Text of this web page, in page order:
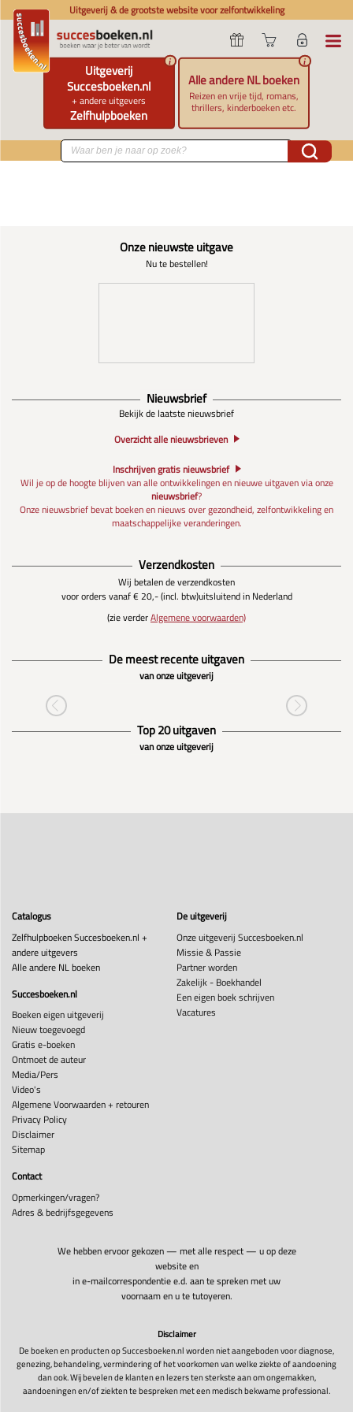
Uitgeverij & de grootste website voor zelfontwikkeling
Uitgeverij
Succesboeken.nl
+ andere uitgevers
Zelfhulpboeken
i
Alle andere NL boeken
Reizen en vrije tijd, romans,
thrillers, kinderboeken etc.
i
Onze nieuwste uitgave
Nu te bestellen!
Nieuwsbrief
Bekijk de laatste nieuwsbrief
Overzicht alle nieuwsbrieven
Inschrijven gratis nieuwsbrief
Wil je op de hoogte blijven van alle ontwikkelingen en nieuwe uitgaven via onze
nieuwsbrief?
Onze nieuwsbrief bevat boeken en nieuws over gezondheid, zelfontwikkeling en
maatschappelijke veranderingen.
Verzendkosten
Wij betalen de verzendkosten
voor orders vanaf € 20,- (incl. btw)uitsluitend in Nederland
(zie verderAlgemene voorwaarden)
De meest recente uitgaven
van onze uitgeverij
Top 20 uitgaven
van onze uitgeverij
Catalogus
Zelfhulpboeken Succesboeken.nl +
andere uitgevers
Alle andere NL boeken
Succesboeken.nl
Boeken eigen uitgeverij
Nieuw toegevoegd
Gratis e-boeken
Ontmoet de auteur
Media/Pers
Video's
Algemene Voorwaarden + retouren
Privacy Policy
Disclaimer
Sitemap
De uitgeverij
Onze uitgeverij Succesboeken.nl
Missie & Passie
Partner worden
Zakelijk - Boekhandel
Een eigen boek schrijven
Vacatures
Contact
Opmerkingen/vragen?
Adres & bedrijfsgegevens
We hebben ervoor gekozen — met alle respect — u op deze
website en
in e-mailcorrespondentie e.d. aan te spreken met uw
voornaam en u te tutoyeren.
Disclaimer
De boeken en producten op Succesboeken.nl worden niet aangeboden voor diagnose,
genezing, behandeling, vermindering of het voorkomen van welke ziekte of aandoening
dan ook. Wij bevelen de klanten en lezers ten sterkste aan om ongemakken,
aandoeningen en/of ziekten te bespreken met een medisch bekwame professional.